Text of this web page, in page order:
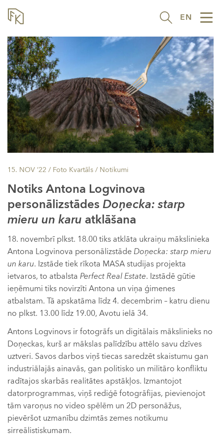
EN
15. NOV ’22 / Foto Kvartāls / Notikumi
Notiks Antona Logvinova
personālizstādes Doņecka: starp
mieru un karu atklāšana
18. novembrī plkst. 18.00 tiks atklāta ukraiņu mākslinieka
Antona Logvinova personālizstādeDoņecka: starp mieru
un karu. Izstāde tiek rīkota MASA studijas projekta
ietvaros, to atbalsta Perfect Real Estate. Izstādē gūtie
ieņēmumi tiks novirzīti Antona un viņa ģimenes
atbalstam. Tā apskatāma līdz 4. decembrim – katru dienu
no plkst. 13.00 līdz 19.00, Avotu ielā 34.
Antons Logvinovs ir fotogrāfs un digitālais mākslinieks no
Doņeckas, kurš ar mākslas palīdzību attēlo savu dzīves
uztveri. Savos darbos viņš tiecas saredzēt skaistumu gan
industriālajās ainavās, gan politisko un militāro konfliktu
radītajos skarbās realitātes apstākļos. Izmantojot
datorprogrammas, viņš rediģē fotogrāfijas, pievienojot
tām varoņus no video spēlēm un 2D personāžus,
pievēršot uzmanību dzimtās zemes notikumu
sirreālistiskumam.